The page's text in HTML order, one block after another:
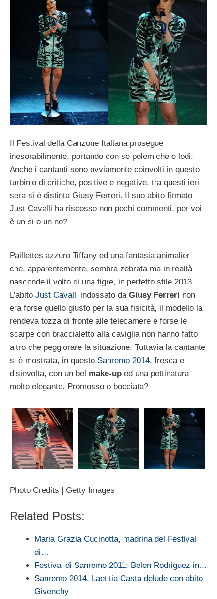
Il Festival della Canzone Italiana prosegue
inesorabilmente, portando con se polemiche e lodi.
Anche i cantanti sono ovviamente coinvolti in questo
turbinio di critiche, positive e negative, tra questi ieri
sera si è distinta Giusy Ferreri. Il suo abito firmato
Just Cavalli ha riscosso non pochi commenti, per voi
è un si o un no?
Paillettes azzuro Tiffany ed una fantasia animalier
che, apparentemente, sembra zebrata ma in realtà
nasconde il volto di una tigre, in perfetto stile 2013.
L’abito Just Cavalli indossato da Giusy Ferreri non
era forse quello giusto per la sua fisicità, il modello la
rendeva tozza di fronte alle telecamere e forse le
scarpe con braccialetto alla caviglia non hanno fatto
altro che peggiorare la situazione. Tuttavia la cantante
si è mostrata, in questo Sanremo 2014, fresca e
disinvolta, con un bel make-up ed una pettinatura
molto elegante. Promosso o bocciata?
Photo Credits | Getty Images
Related Posts:
Maria Grazia Cucinotta, madrina del Festival
di…
Festival di Sanremo 2011: Belen Rodriguez in…
Sanremo 2014, Laetitia Casta delude con abito
Givenchy